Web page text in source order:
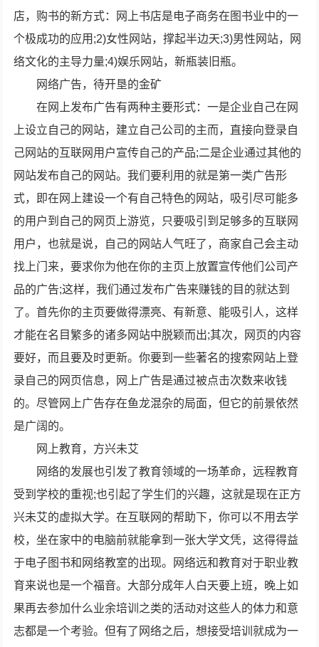
店，购书的新方式：网上书店是电子商务在图书业中的一
个极成功的应用;2)女性网站，撑起半边天;3)男性网站，网
络文化的主导力量;4)娱乐网站，新瓶装旧瓶。
网络广告，待开垦的金矿
在网上发布广告有两种主要形式：一是企业自己在网
上设立自己的网站，建立自己公司的主而，直接向登录自
己网站的互联网用户宣传自己的产品;二是企业通过其他的
网站发布自己的网站。我们要利用的就是第一类广告形
式，即在网上建设一个有自己特色的网站，吸引尽可能多
的用户到自己的网页上游览，只要吸引到足够多的互联网
用户，也就是说，自己的网站人气旺了，商家自己会主动
找上门来，要求你为他在你的主页上放置宣传他们公司产
品的广告;这样，我们通过发布广告来赚钱的目的就达到
了。首先你的主页要做得漂亮、有新意、能吸引人，这样
才能在名目繁多的诸多网站中脱颖而出;其次，网页的内容
要好，而且要及时更新。你要到一些著名的搜索网站上登
录自己的网页信息，网上广告是通过被点击次数来收钱
的。尽管网上广告存在鱼龙混杂的局面，但它的前景依然
是广阔的。
网上教育，方兴未艾
网络的发展也引发了教育领域的一场革命，远程教育
受到学校的重视;也引起了学生们的兴趣，这就是现在正方
兴未艾的虚拟大学。在互联网的帮助下，你可以不用去学
校，坐在家中的电脑前就能拿到一张大学文凭，这得得益
于电子图书和网络教室的出现。网络远和教育对于职业教
育来说也是一个福音。大部分成年人白天要上班，晚上如
果再去参加什么业余培训之类的活动对这些人的体力和意
志都是一个考验。但有了网络之后，想接受培训就成为一